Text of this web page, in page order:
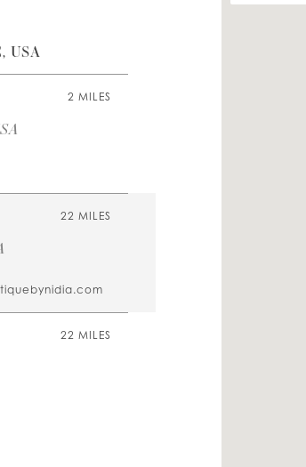
USA
2 MILES
22 MILES
22 MILES